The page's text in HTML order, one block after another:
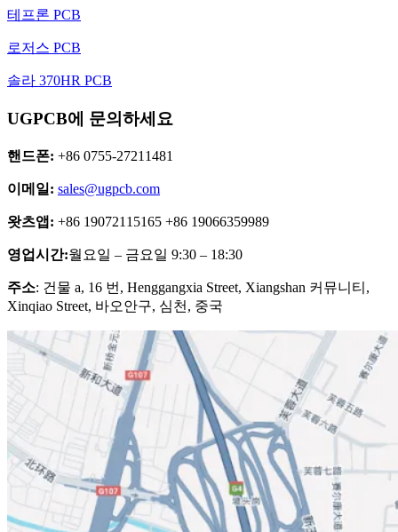
테프론 PCB
로저스 PCB
솔라 370HR PCB
UGPCB에 문의하세요
핸드폰: +86 0755-27211481
이메일: sales@ugpcb.com
왓츠앱: +86 19072115165 +86 19066359989
영업시간:월요일 – 금요일 9:30 – 18:30
주소: 건물 a, 16 번, Henggangxia Street, Xiangshan 커뮤니티,
Xinqiao Street, 바오안구, 심천, 중국